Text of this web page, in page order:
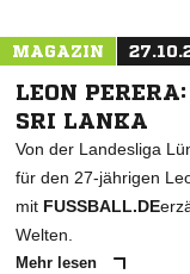
MAGAZIN
LEON
SRI LANKA
Von der Landesliga
für den 27-jährigen
mit FUSSBALL.DE
Welten.
Mehr lesen